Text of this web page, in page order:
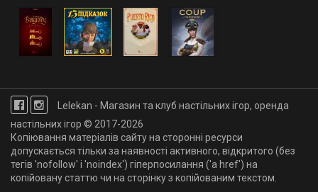
Lelekan - Магазин та клуб настільних ігор, оренда
настільних ігор © 2017-2026
Копіювання матеріалів сайту на сторонні ресурси
допускається тільки за наявності активного, відкритого (без
тегів 'nofollow' і 'noindex') гіперпосилання ('a href') на
копійовану статтю чи на сторінку з копійованим текстом.